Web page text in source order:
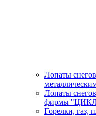
Лопаты
Лопаты
фирмы
Горелки, газ,